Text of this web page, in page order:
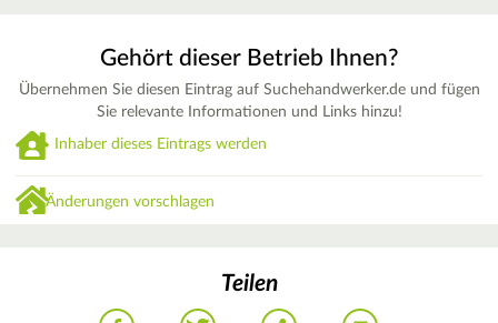
Gehört dieser Betrieb Ihnen?
Übernehmen Sie diesen Eintrag auf Suchehandwerker.de und fügen
Sie relevante Informationen und Links hinzu!
Inhaber dieses Eintrags werden
Änderungen vorschlagen
Teilen